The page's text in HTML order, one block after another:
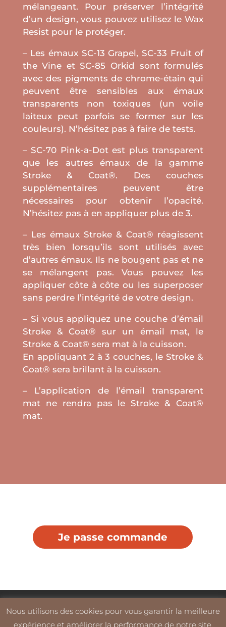
mélangeant. Pour préserver l’intégrité
d’un design, vous pouvez utilisez le Wax
Resist pour le protéger.
– Les émaux SC-13 Grapel, SC-33 Fruit of
the Vine et SC-85 Orkid sont formulés
avec des pigments de chrome-étain qui
peuvent être sensibles aux émaux
transparents non toxiques (un voile
laiteux peut parfois se former sur les
couleurs). N’hésitez pas à faire de tests.
– SC-70 Pink-a-Dot est plus transparent
que les autres émaux de la gamme
Stroke & Coat®. Des couches
supplémentaires peuvent être
nécessaires pour obtenir l’opacité.
N’hésitez pas à en appliquer plus de 3.
– Les émaux Stroke & Coat® réagissent
très bien lorsqu’ils sont utilisés avec
d’autres émaux. Ils ne bougent pas et ne
se mélangent pas. Vous pouvez les
appliquer côte à côte ou les superposer
sans perdre l’intégrité de votre design.
– Si vous appliquez une couche d’émail
Stroke & Coat® sur un émail mat, le
Stroke & Coat® sera mat à la cuisson.
En appliquant 2 à 3 couches, le Stroke &
Coat® sera brillant à la cuisson.
– L’application de l’émail transparent
mat ne rendra pas le Stroke & Coat®
mat.
Je passe commande
Référencer mon Atelier
Nous utilisons des cookies pour vous garantir la meilleure
expérience et améliorer la performance de notre site.